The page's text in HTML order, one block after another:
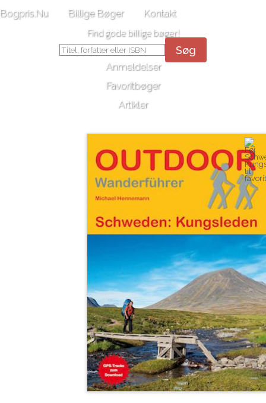
Bogpris.Nu Billige Bøger Kontakt
Find gode billige bøger!
Søg
Anmeldelser
Favoritbøger
Artikler